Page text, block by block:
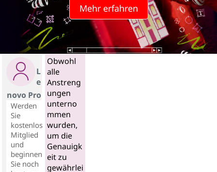
Mehr erfahren
L
e
novo Pro
Werden
Sie
kostenlos
Mitglied
und
beginnen
Sie noch
Obwohl
alle
Anstreng
ungen
unterno
mmen
wurden,
um die
Genauigk
eit zu
gewährlei